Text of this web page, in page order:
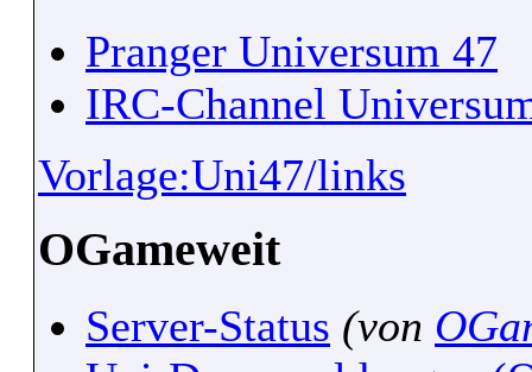
Pranger Universum 47
IRC-Channel
Vorlage:Uni47/links
OGameweit
Server-Status (von